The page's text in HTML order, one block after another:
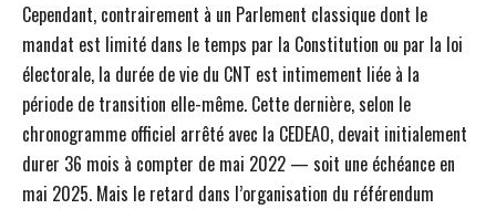
Cependant, contrairement à un Parlement classique dont le
mandat est limité dans le temps par la Constitution ou par la loi
électorale, la durée de vie du CNT est intimement liée à la
période de transition elle-même. Cette dernière, selon le
chronogramme officiel arrêté avec la CEDEAO, devait initialement
durer 36 mois à compter de mai 2022 — soit une échéance en
mai 2025. Mais le retard dans l’organisation du référendum